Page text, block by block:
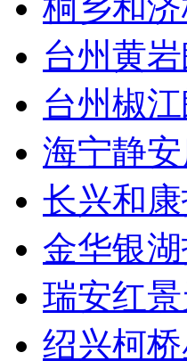
台州黄
台州椒
海宁静
长兴和
金华银
瑞安红
绍兴柯